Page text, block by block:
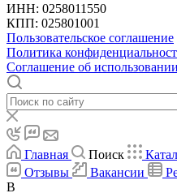
ИНН: 0258011550
КПП: 025801001
Пользовательское соглашение
Политика
Соглашение об
Главная Поиск
Отзывы
Вакансии
B